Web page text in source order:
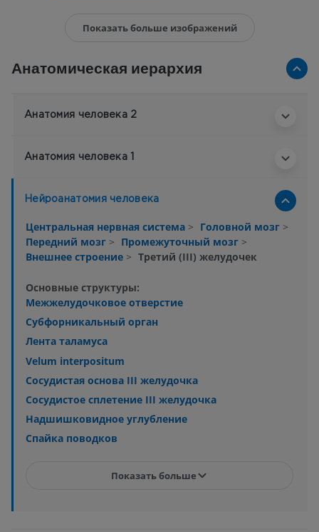
Показать больше изображений
Анатомическая иерархия
Анатомия человека 2
Анатомия человека 1
Нейроанатомия человека
Центральная нервная система > Головной мозг >
Передний мозг > Промежуточный мозг >
Внешнее строение > Третий (III) желудочек
Основные структуры:
Межжелудочковое отверстие
Субфорникальный орган
Лента таламуса
Velum interpositum
Сосудистая основа III желудочка
Сосудистое сплетение III желудочка
Надшишковидное углубление
Спайка поводков
Показать больше